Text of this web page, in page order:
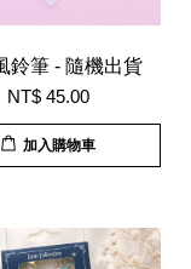
鈴筆 - 隨機出貨
NT$ 45.00
加入購物車